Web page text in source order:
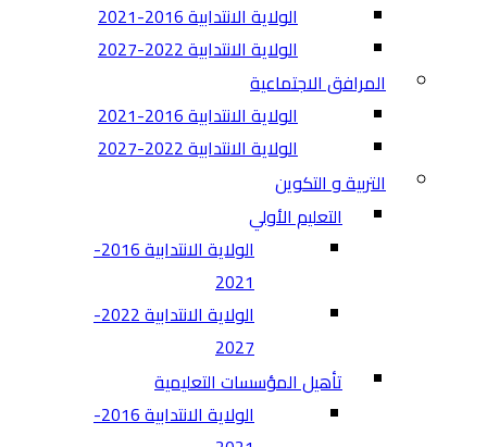
الولاية الانتدابية 2016-2021
الولاية الانتدابية 2022-2027
المرافق الاجتماعية
الولاية الانتدابية 2016-2021
الولاية الانتدابية 2022-2027
التربية و التكوين
التعليم الأولي
الولاية الانتدابية 2016-
2021
الولاية الانتدابية 2022-
2027
تأهيل المؤسسات التعليمية
الولاية الانتدابية 2016-